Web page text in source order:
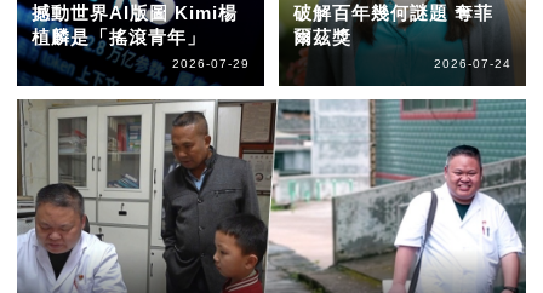
撼動世界AI版圖 Kimi楊
植麟是「搖滾青年」
2026-07-29
破解百年幾何謎題 奪菲
爾茲獎
2026-07-24